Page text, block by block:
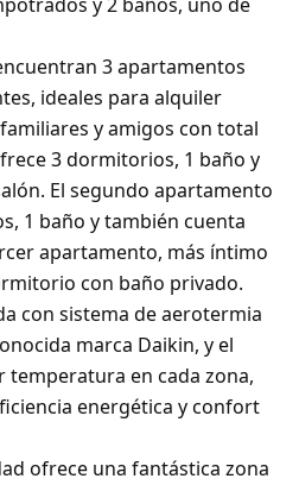
3 apartamentos
ideales para alquiler
y amigos con total
3 dormitorios, 1 baño y
El segundo apartamento
1 baño y también cuenta
apartamento, más íntimo
con baño privado.
con sistema de aerotermia
marca Daikin, y el
en cada zona,
energética y confort
ofrece una fantástica zona